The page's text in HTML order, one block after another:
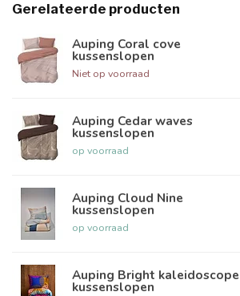
Gerelateerde producten
Auping Coral cove
kussenslopen
Niet op voorraad
Auping Cedar waves
kussenslopen
op voorraad
Auping Cloud Nine
kussenslopen
op voorraad
Auping Bright kaleidoscope
kussenslopen